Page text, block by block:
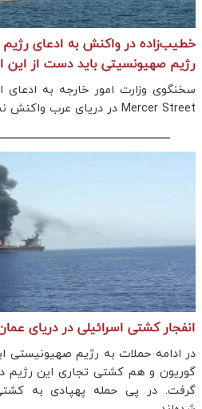
خطیب‌زاده در واکنش به ادعای
رژیم صهیونسیتی باید دست از این
سخنگوی وزارت امور خارجه به ادعای
Mercer Street در دریای عرب واکنش نشان داد.
انفجار کشتی اسرائیلی در دریای
در ادامه حملات به رژیم صهیونیستی
گوریون و هم کشتی تجاری این رژیم